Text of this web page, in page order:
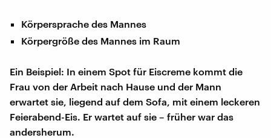
Körpersprache des Mannes
Körpergröße des Mannes im Raum
Ein Beispiel: In einem Spot für Eiscreme kommt die
Frau von der Arbeit nach Hause und der Mann
erwartet sie, liegend auf dem Sofa, mit einem leckeren
Feierabend-Eis. Er wartet auf sie – früher war das
andersherum.